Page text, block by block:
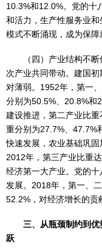
10.3%和12.0%。党的十
和活力，生产性服务业
模式不断涌现，成为保障
（四）产业结构不
次产业共同带动。建国
对薄弱。1952年，第一
分别为50.5%、20.8%
建设推进，第二产业比
重分别为27.7%、47.7%
快速发展，农业基础巩固
2012年，第三产业比重
经济第一大产业。党的
发展。2018年，第一、
52.2%，对经济增长的贡
三、从瓶颈制约到
跃